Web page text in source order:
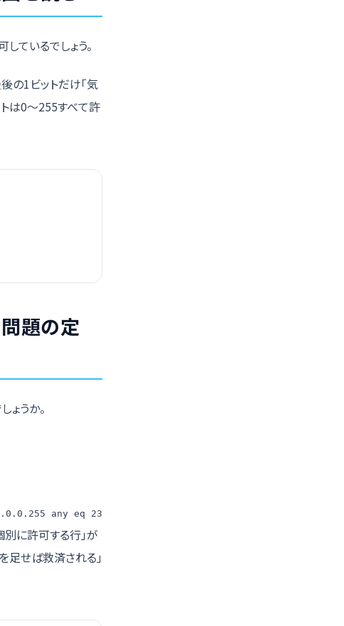
ているでしょう。
の1ビットだけ「気
トは0〜255すべて許
題の定
ょうか。
any eq 23
別に許可する行」が
足せば救済される」